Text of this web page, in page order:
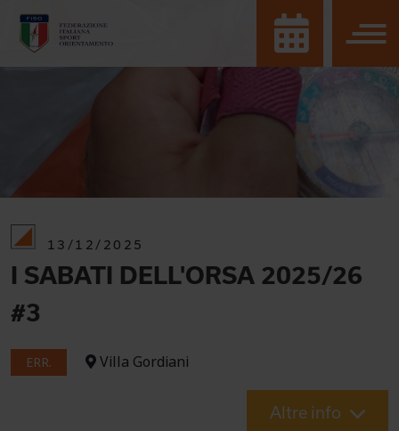
13/12/2025
I SABATI DELL'ORSA 2025/26
#3
ERR. Villa Gordiani
Altre info